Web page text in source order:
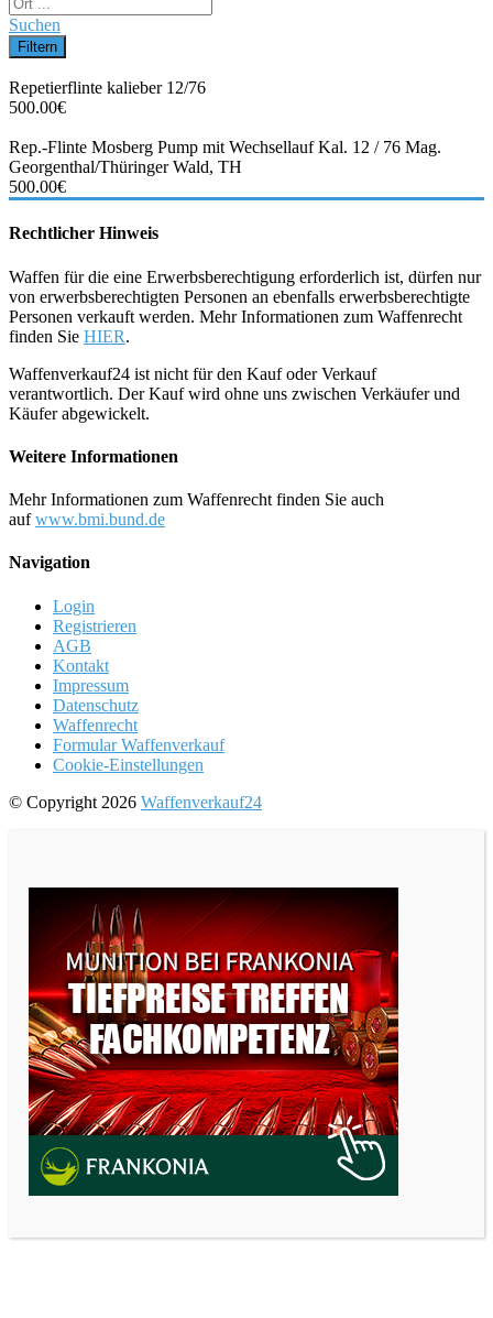
Suchen
Repetierflinte kalieber 12/76
500.00€
Rep.-Flinte Mosberg Pump mit Wechsellauf Kal. 12 / 76 Mag.
Georgenthal/Thüringer Wald, TH
500.00€
Rechtlicher Hinweis
Waffen für die eine Erwerbsberechtigung erforderlich ist, dürfen nur
von erwerbsberechtigten Personen an ebenfalls erwerbsberechtigte
Personen verkauft werden. Mehr Informationen zum Waffenrecht
finden Sie HIER.
Waffenverkauf24 ist nicht für den Kauf oder Verkauf
verantwortlich. Der Kauf wird ohne uns zwischen Verkäufer und
Käufer abgewickelt.
Weitere Informationen
Mehr Informationen zum Waffenrecht finden Sie auch
aufwww.bmi.bund.de
Navigation
Login
Registrieren
AGB
Kontakt
Impressum
Datenschutz
Waffenrecht
Formular Waffenverkauf
Cookie-Einstellungen
© Copyright 2026 Waffenverkauf24